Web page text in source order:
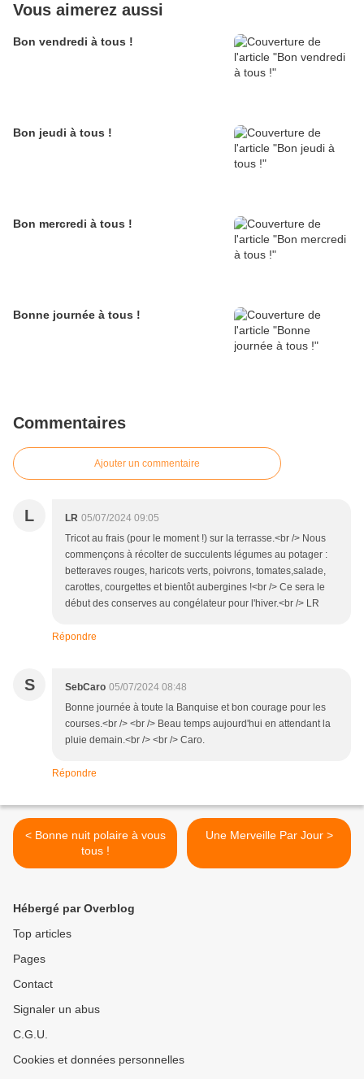
Vous aimerez aussi
Bon vendredi à tous !
Bon jeudi à tous !
Bon mercredi à tous !
Bonne journée à tous !
Commentaires
Ajouter un commentaire
L LR 05/07/2024 09:05
Tricot au frais (pour le moment !) sur la terrasse.<br /> Nous
commençons à récolter de succulents légumes au potager :
betteraves rouges, haricots verts, poivrons, tomates,salade,
carottes, courgettes et bientôt aubergines !<br /> Ce sera le
début des conserves au congélateur pour l'hiver.<br /> LR
Répondre
S SebCaro 05/07/2024 08:48
Bonne journée à toute la Banquise et bon courage pour les
courses.<br /> <br /> Beau temps aujourd'hui en attendant la
pluie demain.<br /> <br /> Caro.
Répondre
< Bonne nuit polaire à vous
tous !
Une Merveille Par Jour >
Hébergé par Overblog
Top articles
Pages
Contact
Signaler un abus
C.G.U.
Cookies et données personnelles